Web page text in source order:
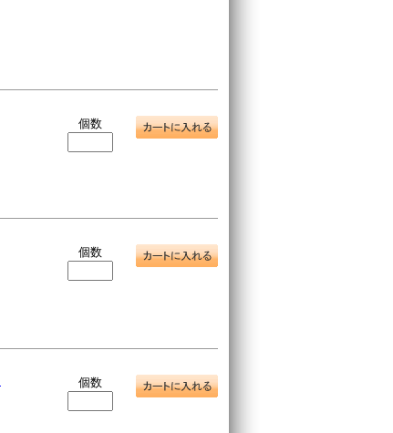
個数
個数
個数